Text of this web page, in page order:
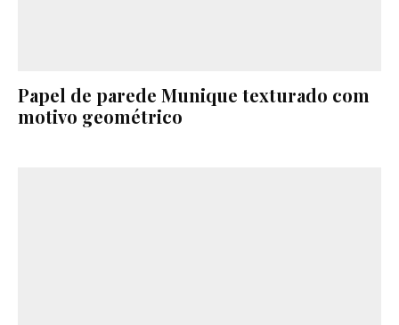
Papel de parede Munique texturado com
motivo geométrico